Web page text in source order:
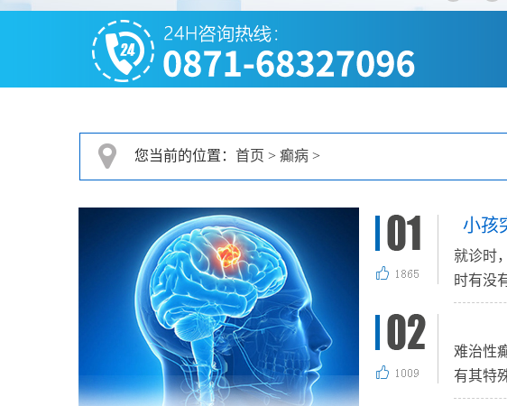
您当前的位置： 首页 > 癫病 >
小孩
就诊时
时有没
难治性
有其特